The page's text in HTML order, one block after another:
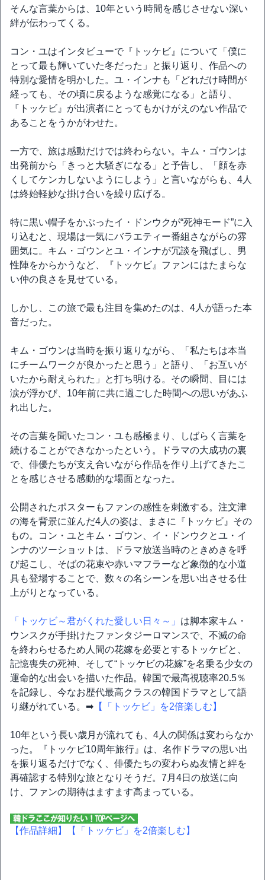
そんな言葉からは、10年という時間を感じさせない深い
絆が伝わってくる。
コン・ユはインタビューで『トッケビ』について「僕に
とって最も輝いていた冬だった」と振り返り、作品への
特別な愛情を明かした。ユ・インナも「どれだけ時間が
経っても、その頃に戻るような感覚になる」と語り、
『トッケビ』が出演者にとってもかけがえのない作品で
あることをうかがわせた。
一方で、旅は感動だけでは終わらない。キム・ゴウンは
出発前から「きっと大騒ぎになる」と予告し、「顔を赤
くしてケンカしないようにしよう」と言いながらも、4人
は終始軽妙な掛け合いを繰り広げる。
特に黒い帽子をかぶったイ・ドンウクが“死神モード”に入
り込むと、現場は一気にバラエティー番組さながらの雰
囲気に。キム・ゴウンとユ・インナが冗談を飛ばし、男
性陣をからかうなど、『トッケビ』ファンにはたまらな
い仲の良さを見せている。
しかし、この旅で最も注目を集めたのは、4人が語った本
音だった。
キム・ゴウンは当時を振り返りながら、「私たちは本当
にチームワークが良かったと思う」と語り、「お互いが
いたから耐えられた」と打ち明ける。その瞬間、目には
涙が浮かび、10年前に共に過ごした時間への思いがあふ
れ出した。
その言葉を聞いたコン・ユも感極まり、しばらく言葉を
続けることができなかったという。ドラマの大成功の裏
で、俳優たちが支え合いながら作品を作り上げてきたこ
とを感じさせる感動的な場面となった。
公開されたポスターもファンの感性を刺激する。注文津
の海を背景に並んだ4人の姿は、まさに『トッケビ』その
もの。コン・ユとキム・ゴウン、イ・ドンウクとユ・イ
ンナのツーショットは、ドラマ放送当時のときめきを呼
び起こし、そばの花束や赤いマフラーなど象徴的な小道
具も登場することで、数々の名シーンを思い出させる仕
上がりとなっている。
「トッケビ～君がくれた愛しい日々～」 は脚本家キム・
ウンスクが手掛けたファンタジーロマンスで、不滅の命
を終わらせるため人間の花嫁を必要とするトッケビと、
記憶喪失の死神、そして“トッケビの花嫁”を名乗る少女の
運命的な出会いを描いた作品。韓国で最高視聴率20.5％
を記録し、今なお歴代最高クラスの韓国ドラマとして語
り継がれている。➡ 【「トッケビ」を2倍楽しむ】
10年という長い歳月が流れても、4人の関係は変わらなか
った。『トッケビ10周年旅行』は、名作ドラマの思い出
を振り返るだけでなく、俳優たちの変わらぬ友情と絆を
再確認する特別な旅となりそうだ。7月4日の放送に向
け、ファンの期待はますます高まっている。
【作品詳細】 【「トッケビ」を2倍楽しむ】